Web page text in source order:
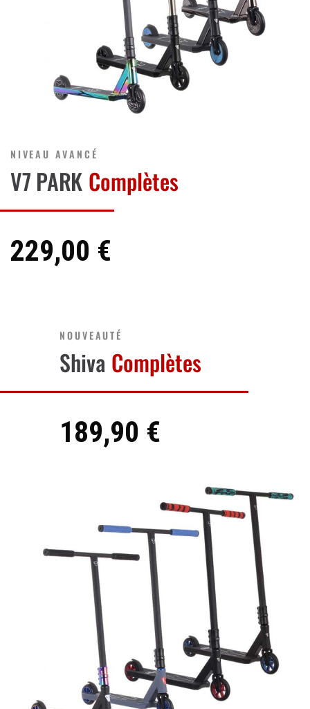
NIVEAU AVANCÉ
V7 PARK Complètes
229,00 €
NOUVEAUTÉ
Shiva Complètes
189,90 €